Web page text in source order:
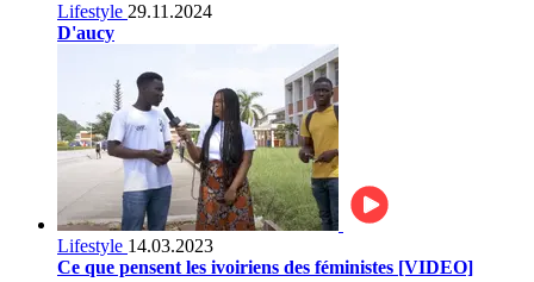
Lifestyle 29.11.2024
D'aucy
Lifestyle 14.03.2023
Ce que pensent les ivoiriens des féministes [VIDEO]